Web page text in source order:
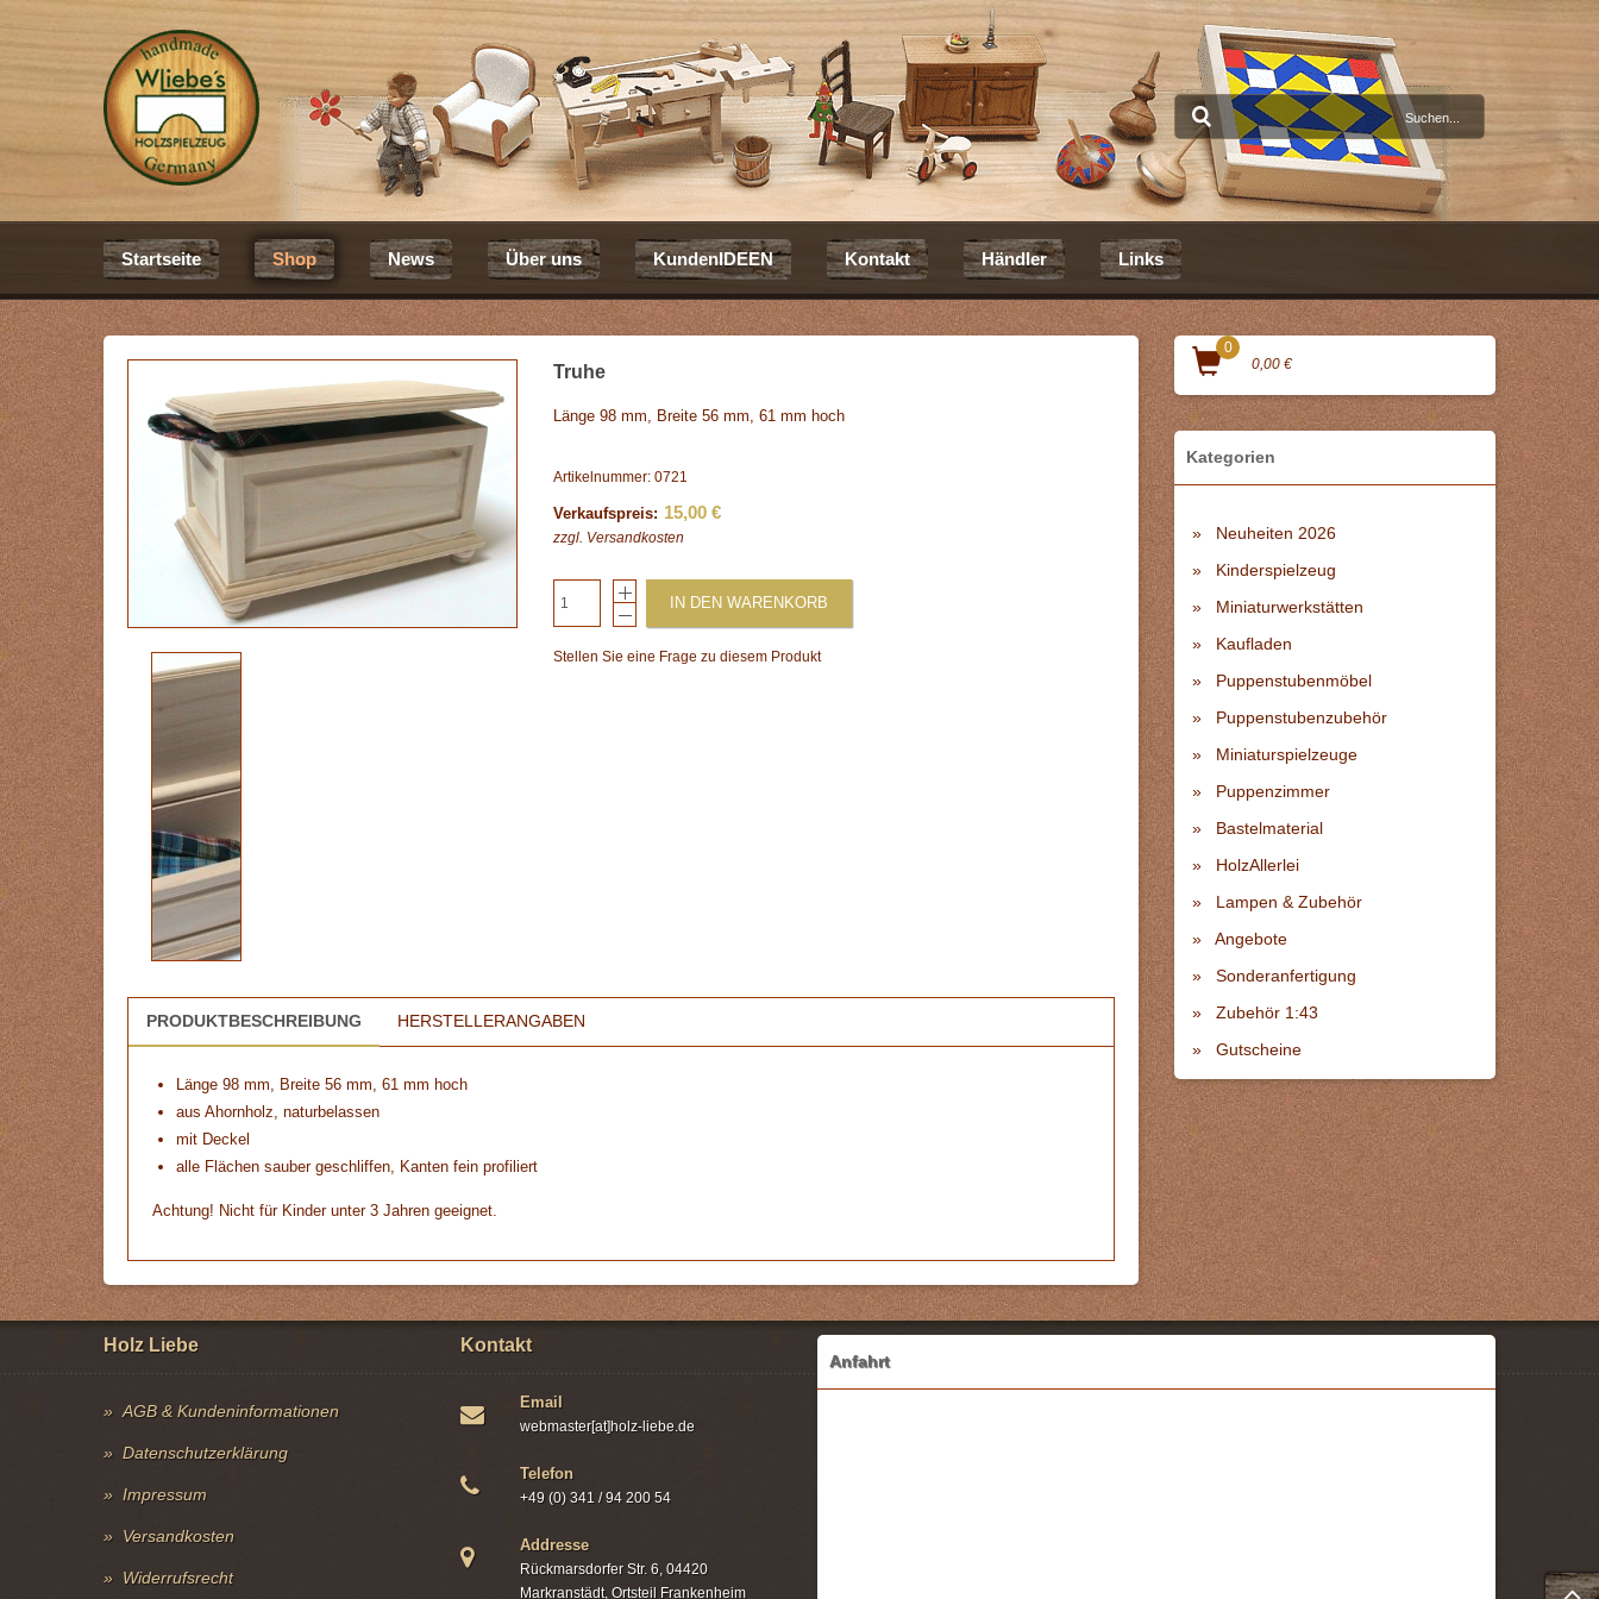
Startseite Shop News Über uns KundenIDEEN Kontakt Händler Links
Truhe
Länge 98 mm, Breite 56 mm, 61 mm hoch
Artikelnummer: 0721
Verkaufspreis: 15,00 €
zzgl. Versandkosten
IN DEN WARENKORB
Stellen Sie eine Frage zu diesem Produkt
PRODUKTBESCHREIBUNG HERSTELLERANGABEN
Länge 98 mm, Breite 56 mm, 61 mm hoch
aus Ahornholz, naturbelassen
mit Deckel
alle Flächen sauber geschliffen, Kanten fein profiliert
Achtung! Nicht für Kinder unter 3 Jahren geeignet.
0
0,00 €
Kategorien
Neuheiten 2026
Kinderspielzeug
Miniaturwerkstätten
Kaufladen
Puppenstubenmöbel
Puppenstubenzubehör
Miniaturspielzeuge
Puppenzimmer
Bastelmaterial
HolzAllerlei
Lampen & Zubehör
Angebote
Sonderanfertigung
Zubehör 1:43
Gutscheine
Holz Liebe
AGB & Kundeninformationen
Datenschutzerklärung
Impressum
Versandkosten
Widerrufsrecht
Kontakt
Email
webmaster[at]holz-liebe.de
Telefon
+49 (0) 341 / 94 200 54
Addresse
Rückmarsdorfer Str. 6, 04420
Markranstädt, Ortsteil Frankenheim
Anfahrt